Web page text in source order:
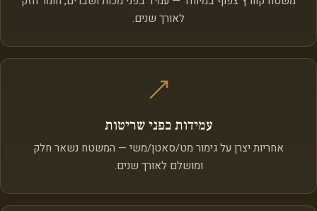
לאורך שנים.
עמידות בפני שריטות
אחריות יצרן על גימור מט/סאטן/משי — המשטח נשאר חלק
ומושלם לאורך שנים.